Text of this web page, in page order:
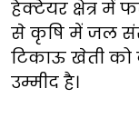
हेक्टेयर क्षेत्र में
से कृषि में जल
टिकाऊ खेती को
उम्मीद है।